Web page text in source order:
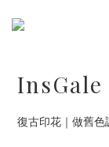
復古印花｜做舊色